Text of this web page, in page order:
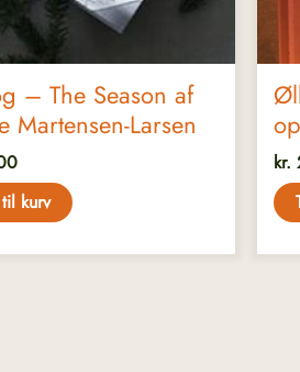
– The Season af
Martensen-Larsen
kurv
kr.